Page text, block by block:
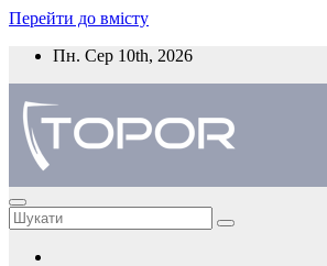
Перейти до вмісту
Пн. Сер 10th, 2026